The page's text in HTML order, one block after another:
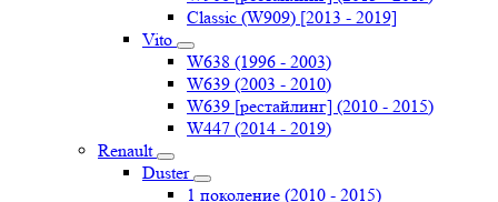
Classic (W909) [2013 - 2019]
Vito
W638 (1996 - 2003)
W639 (2003 - 2010)
W639 [рестайлинг] (2010 - 2015)
W447 (2014 - 2019)
Renault
Duster
1 поколение (2010 - 2015)